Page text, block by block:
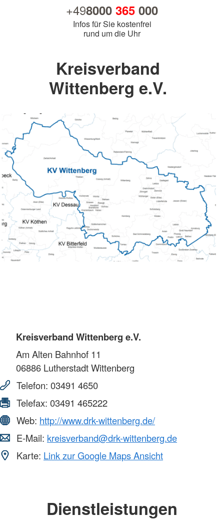
+498000 365 000
Infos für Sie kostenfrei
rund um die Uhr
Kreisverband
Wittenberg e.V.
Kreisverband Wittenberg e.V.
Am Alten Bahnhof 11
06886 Lutherstadt Wittenberg
Telefon: 03491 4650
Telefax: 03491 465222
Web: http://www.drk-wittenberg.de/
E-Mail: kreisverband@drk-wittenberg.de
Karte: Link zur Google Maps Ansicht
Dienstleistungen